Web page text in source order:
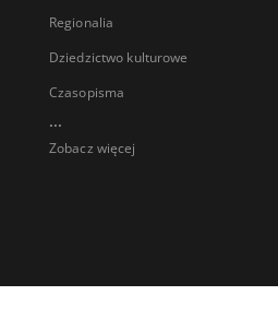
Regionalia
Dziedzictwo kulturowe
Czasopisma
...
Zobacz więcej